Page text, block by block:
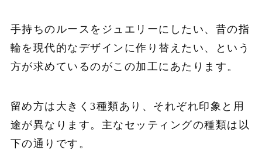
手持ちのルースをジュエリーにしたい、昔の指
輪を現代的なデザインに作り替えたい、という
方が求めているのがこの加工にあたります。
留め方は大きく3種類あり、それぞれ印象と用
途が異なります。主なセッティングの種類は以
下の通りです。